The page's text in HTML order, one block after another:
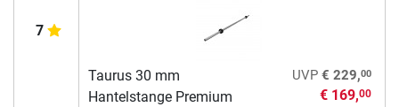
7
Taurus 30 mm
Hantelstange Premium
UVP € 229,00
€ 169,00